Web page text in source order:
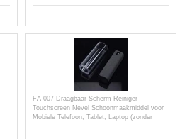
FA-007 Draagbaar Scherm Reiniger
Touchscreen Nevel Schoonmaakmiddel voor
Mobiele Telefoon, Tablet, Laptop (zonder